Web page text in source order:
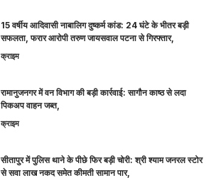
15 वर्षीय आदिवासी नाबालिग दुष्कर्म कांड: 24 घंटे के भीतर बड़ी
सफलता, फरार आरोपी तरुण जायसवाल पटना से गिरफ्तार,
क्राइम
रामानुजनगर में वन विभाग की बड़ी कार्रवाई: सागौन काष्ठ से लदा
पिकअप वाहन जब्त,
क्राइम
सीतापुर में पुलिस थाने के पीछे फिर बड़ी चोरी: श्री श्याम जनरल स्टोर
से सवा लाख नकद समेत कीमती सामान पार,